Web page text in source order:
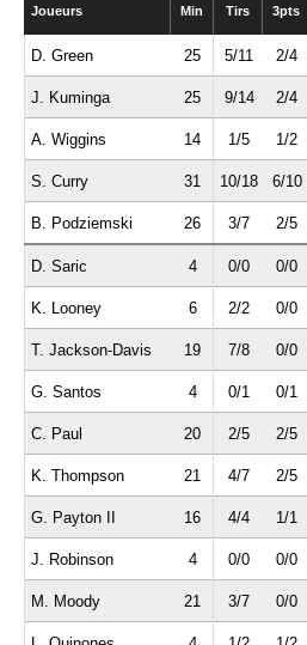
Joueurs Min Tirs 3pts
D. Green 25 5/11 2/4
J. Kuminga 25 9/14 2/4
A. Wiggins 14 1/5 1/2
S. Curry 31 10/18 6/10
B. Podziemski 26 3/7 2/5
D. Saric 4 0/0 0/0
K. Looney 6 2/2 0/0
T. Jackson-Davis 19 7/8 0/0
G. Santos 4 0/1 0/1
C. Paul 20 2/5 2/5
K. Thompson 21 4/7 2/5
G. Payton II 16 4/4 1/1
J. Robinson 4 0/0 0/0
M. Moody 21 3/7 0/0